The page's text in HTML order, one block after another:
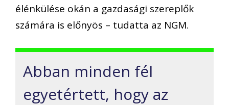
élénkülése okán a gazdasági szereplők
számára is előnyös – tudatta az NGM.
Abban minden fél
egyetértett, hogy az